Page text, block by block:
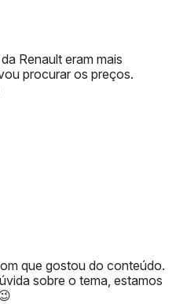
Renault eram mais
procurar os preços.
que gostou do conteúdo.
sobre o tema, estamos